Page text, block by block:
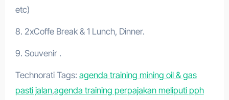
etc)
8. 2xCoffe Break & 1 Lunch, Dinner.
9. Souvenir .
Technorati Tags: agenda training mining oil & gas
pasti jalan,agenda training perpajakan meliputi pph